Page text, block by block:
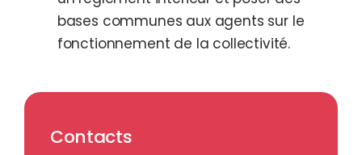
bases communes aux agents sur le
fonctionnement de la collectivité.
Contacts